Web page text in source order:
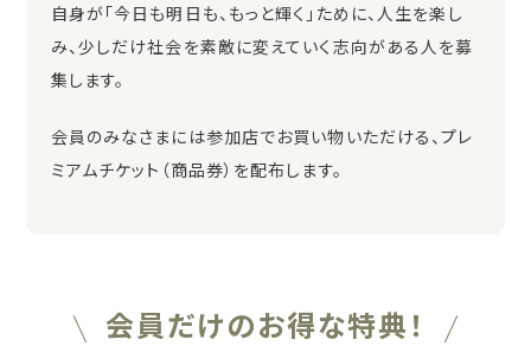
自身が「今日も明日も、もっと輝く」ために、人生を楽し
み、少しだけ社会を素敵に変えていく志向がある人を募
集します。
会員のみなさまには参加店でお買い物いただける、プレ
ミアムチケット（商品券）を配布します。
会員だけのお得な特典！